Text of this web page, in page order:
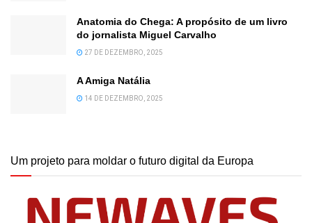
Anatomia do Chega: A propósito de um livro
do jornalista Miguel Carvalho
27 DE DEZEMBRO, 2025
A Amiga Natália
14 DE DEZEMBRO, 2025
Um projeto para moldar o futuro digital da Europa